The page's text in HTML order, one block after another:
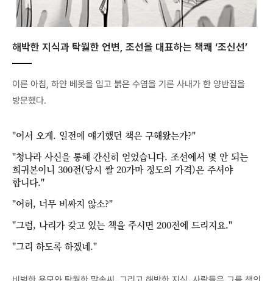
해박한 지식과 탁월한 언변, 조선을 대표하는 책쾌 ‘조신선’
이른 아침, 하얀 베옷을 입고 붉은 수염을 기른 사내가 한 양반집을
방문했다.
"어서 오게. 일전에 얘기했던 책은 구해왔는가?"
"청나라 사신을 통해 간신히 얻었습니다. 조선에서 몇 안 되는
희귀본이니 300전(당시 쌀 20가마 정도의 가격)은 주셔야
합니다."
"어허, 너무 비싸지 않소?"
"그럼, 나리가 갖고 있는 책을 주시면 200전에 드리지요."
"그리 하도록 하겠네."